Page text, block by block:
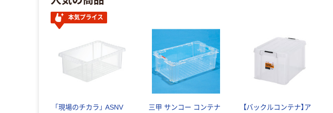
本気プライス
「現場のチカラ」 ASNV
三甲 サンコー コンテナ
【バックルコンテナ】ア